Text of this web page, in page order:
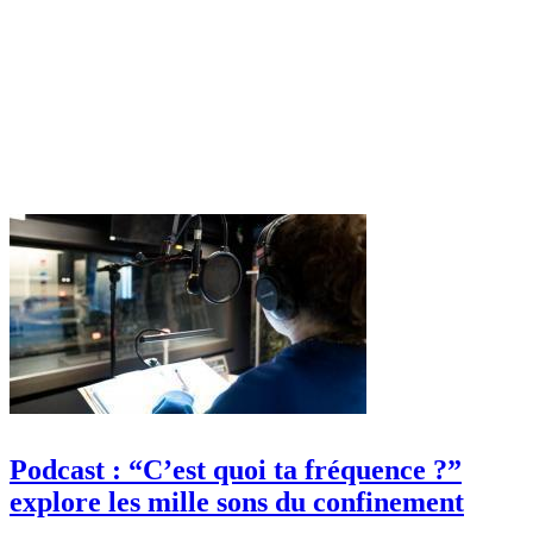
Podcast : “C’est quoi ta fréquence ?”
explore les mille sons du confinement